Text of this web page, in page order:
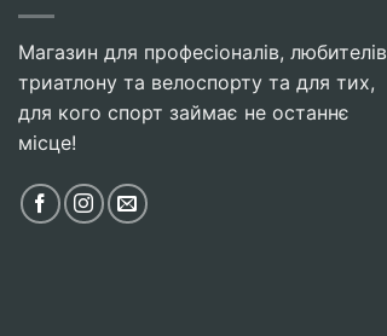
Магазин для професіоналів, любителів
триатлону та велоспорту та для тих,
для кого спорт займає не останнє
місце!